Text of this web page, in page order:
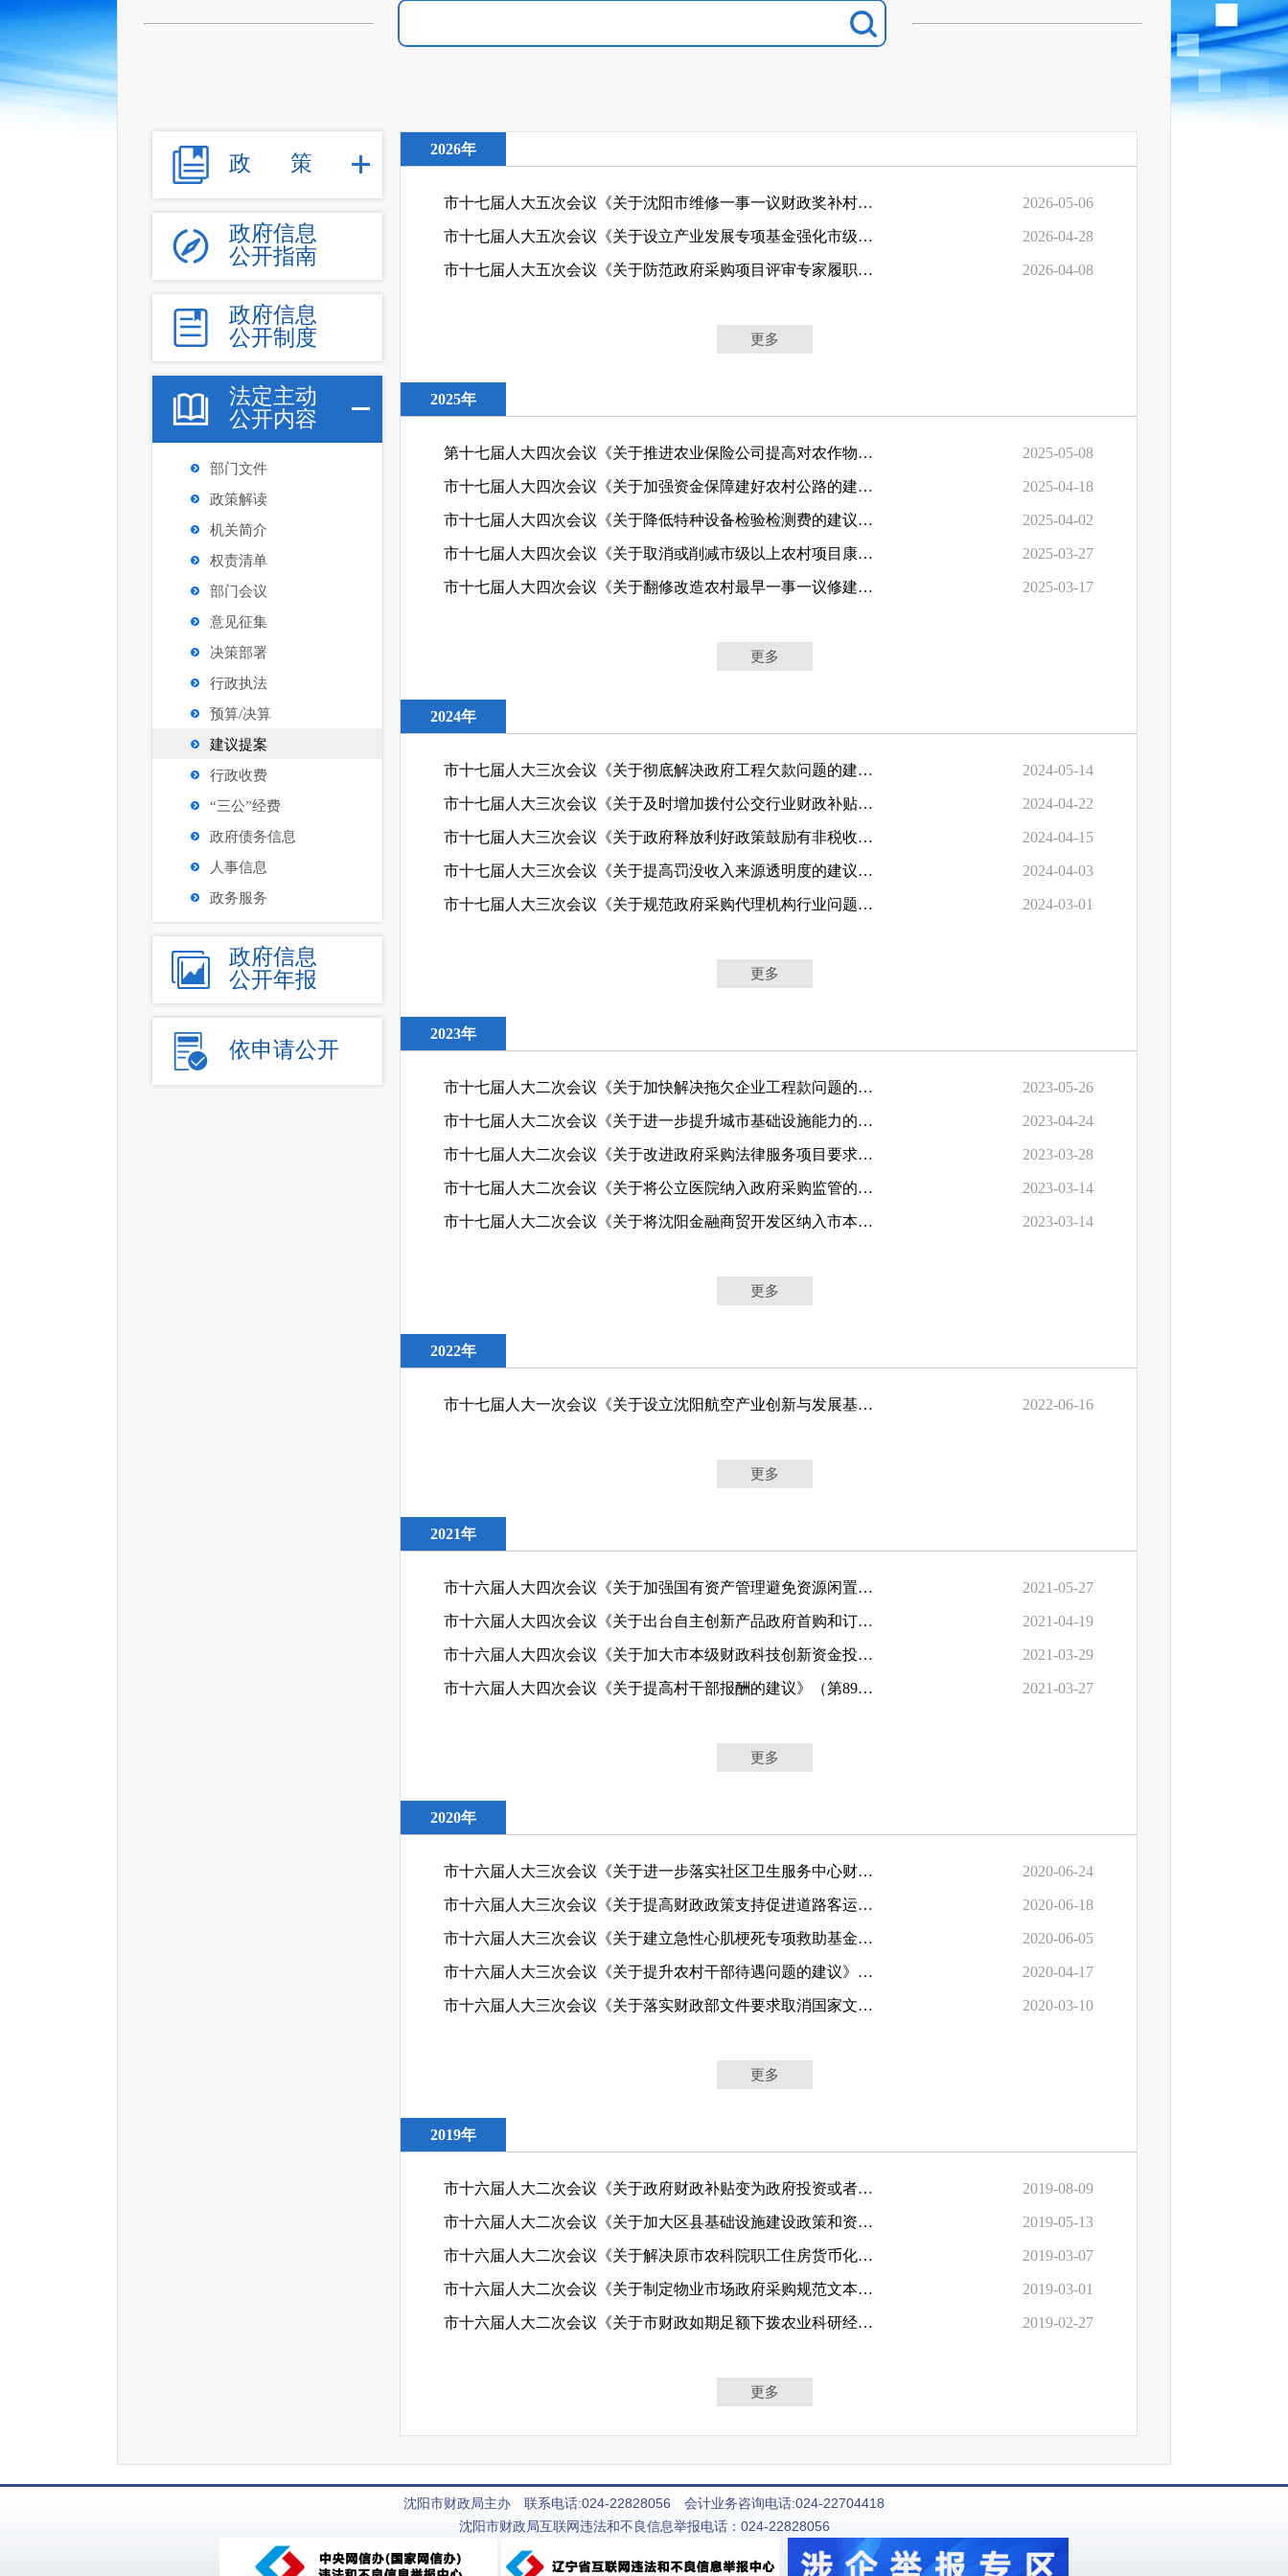
政 策
政府信息
公开指南
政府信息
公开制度
法定主动
公开内容
部门文件
政策解读
机关简介
权责清单
部门会议
意见征集
决策部署
行政执法
预算/决算
建议提案
行政收费
“三公”经费
政府债务信息
人事信息
政务服务
政府信息
公开年报
依申请公开
2026年
市十七届人大五次会议《关于沈阳市维修一事一议财政奖补村内道路的建议》（第0069号）的答复 2026-05-06
市十七届人大五次会议《关于设立产业发展专项基金强化市级统筹支持的建议》（第0444号）的答复 2026-04-28
市十七届人大五次会议《关于防范政府采购项目评审专家履职风险规范评标工作的建议》(第0551号)的答复 2026-04-08
更多
2025年
第十七届人大四次会议《关于推进农业保险公司提高对农作物受灾保障建议》 （第0455号）的答复 2025-05-08
市十七届人大四次会议《关于加强资金保障建好农村公路的建议》（第0321号）的答复 2025-04-18
市十七届人大四次会议《关于降低特种设备检验检测费的建议（第0541号）》的答复 2025-04-02
市十七届人大四次会议《关于取消或削减市级以上农村项目康法新配套资金请上级部门在农村项目上给予更多支持的建议》（第0326号）的答复 2025-03-27
市十七届人大四次会议《关于翻修改造农村最早一事一议修建水泥路的建议》（第0117号）的答复 2025-03-17
更多
2024年
市十七届人大三次会议《关于彻底解决政府工程欠款问题的建议》（第0115号）的答复 2024-05-14
市十七届人大三次会议《关于及时增加拨付公交行业财政补贴补偿的建议》（第0550号）的答复 2024-04-22
市十七届人大三次会议《关于政府释放利好政策鼓励有非税收入的预算单位为财政增加创收的建议》（第0251号）的答复 2024-04-15
市十七届人大三次会议《关于提高罚没收入来源透明度的建议》（第0753号）的答复 2024-04-03
市十七届人大三次会议《关于规范政府采购代理机构行业问题的建议》（第0596号）的答复 2024-03-01
更多
2023年
市十七届人大二次会议《关于加快解决拖欠企业工程款问题的建议》（第0314号）的答复 2023-05-26
市十七届人大二次会议《关于进一步提升城市基础设施能力的建议》（第0704号）的答复 2023-04-24
市十七届人大二次会议《关于改进政府采购法律服务项目要求的建议》（第0123号）的答复 2023-03-28
市十七届人大二次会议《关于将公立医院纳入政府采购监管的建议》（第0475号）的答复 2023-03-14
市十七届人大二次会议《关于将沈阳金融商贸开发区纳入市本级核算区的建议》（第0750号）的答复 2023-03-14
更多
2022年
市十七届人大一次会议《关于设立沈阳航空产业创新与发展基金的建议》（第0696号）的答复 2022-06-16
更多
2021年
市十六届人大四次会议《关于加强国有资产管理避免资源闲置的建议》（第0865号）的答复 2021-05-27
市十六届人大四次会议《关于出台自主创新产品政府首购和订购管理办法促进国家高新区高质量发展的建议》（第0782号）的答复 2021-04-19
市十六届人大四次会议《关于加大市本级财政科技创新资金投入力度优化机制提高科技成果本地转化率建议》（第0917号）的答复 2021-03-29
市十六届人大四次会议《关于提高村干部报酬的建议》（第891号）的答复 2021-03-27
更多
2020年
市十六届人大三次会议《关于进一步落实社区卫生服务中心财政预算经费的建议》（第0572号）的答复 2020-06-24
市十六届人大三次会议《关于提高财政政策支持促进道路客运转型升级的建议》（第0461号）的答复 2020-06-18
市十六届人大三次会议《关于建立急性心肌梗死专项救助基金的建议》（第0517号）的答复 2020-06-05
市十六届人大三次会议《关于提升农村干部待遇问题的建议》（第938号）的答复 2020-04-17
市十六届人大三次会议《关于落实财政部文件要求取消国家文物资金市级审批的建议》（第0454号）的答复 2020-03-10
更多
2019年
市十六届人大二次会议《关于政府财政补贴变为政府投资或者借款的建议》（第0315号）的答复 2019-08-09
市十六届人大二次会议《关于加大区县基础设施建设政策和资金倾斜力度的建议》（第0523号）的答复 2019-05-13
市十六届人大二次会议《关于解决原市农科院职工住房货币化补贴资金的建议》（第0915号）的答复 2019-03-07
市十六届人大二次会议《关于制定物业市场政府采购规范文本的建议》（第0763号）的答复 2019-03-01
市十六届人大二次会议《关于市财政如期足额下拨农业科研经费的建议》(第0914号)的答复 2019-02-27
更多